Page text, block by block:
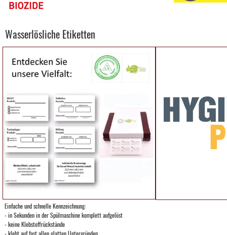
Wasserlösliche Etiketten
Einfache und schnelle Kennzeichnung:
- in Sekunden in der Spülmaschine komplett aufgelöst
- keine Klebstoffrückstände
- klebt auf fast allen glatten Untergründen